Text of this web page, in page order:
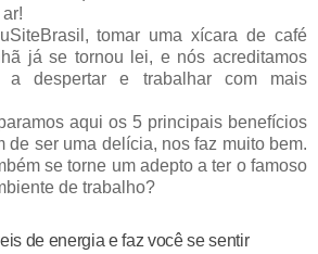
tomar umaxícara de café
já se tornou lei, e nós acreditamos
despertar e trabalhar com mais
aqui os 5 principais benefícios
de ser uma delícia, nos faz muito bem.
se torne um adepto a ter o famoso
de trabalho?
de energia e faz você se sentir